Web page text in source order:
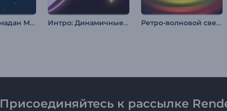
Заставка: Рамадан Мубарак Интро: Динамичные неоновые фигуры Ретро-волновoй светящийся логотип
Присоединяйтесь к рассылке